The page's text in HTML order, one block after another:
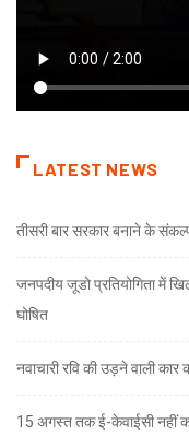
LATEST NEWS
तीसरी बार सरकार बनाने के
जनपदीय जूडो प्रतियोगिता में
घोषित
नवाचारी रवि की उड़ने वाली
15 अगस्त तक ई-केवाईसी नहीं